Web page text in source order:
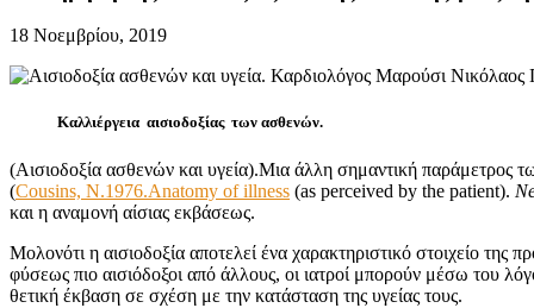
18 Νοεμβρίου, 2019
Καλλιέργεια αισιοδοξίας των ασθενών.
(Αισιοδοξία ασθενών και υγεία).Μια άλλη σημαντική παράμετρος
(Cousins, N.1976.Anatomy of illness (as perceived by the patient).
και η αναμονή αίσιας εκβάσεως.
Μολονότι η αισιοδοξία αποτελεί ένα χαρακτηριστικό στοιχείο
φύσεως πιο αισιόδοξοι από άλλους, οι ιατροί μπορούν μέσω του
θετική έκβαση σε σχέση με την κατάσταση της υγείας τους.